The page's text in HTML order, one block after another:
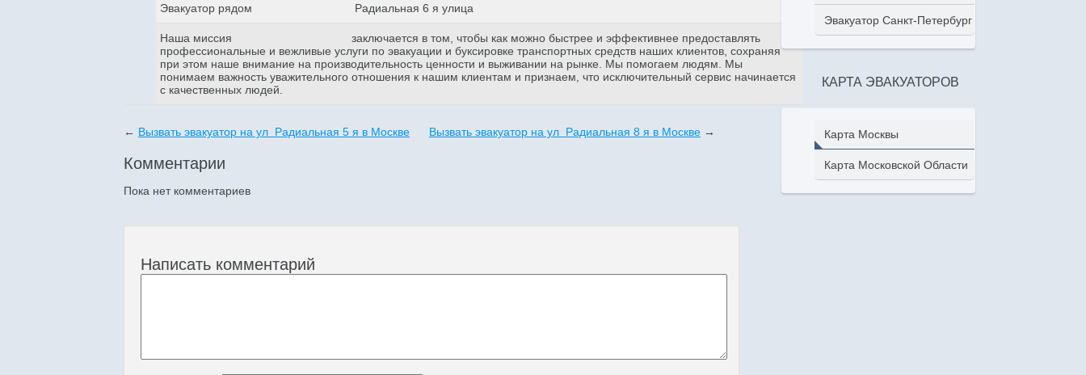
Эвакуатор рядом Радиальная 6 я улица
Наша миссия
заключается в том, чтобы как можно быстрее и эффективнее предоставлять
профессиональные и вежливые услуги по эвакуации и буксировке транспортных средств наших клиентов, сохраняя
при этом наше внимание на производительность ценности и выживании на рынке. Мы помогаем людям. Мы
понимаем важность уважительного отношения к нашим клиентам и признаем, что исключительный сервис начинается
с качественных людей.
← Вызвать эвакуатор на ул Радиальная 5 я в Москве Вызвать эвакуатор на ул Радиальная 8 я в Москве →
Комментарии
Пока нет комментариев
Написать комментарий
Эвакуатор Санкт-Петербург
КАРТА ЭВАКУАТОРОВ
Карта Москвы
Карта Московской Области